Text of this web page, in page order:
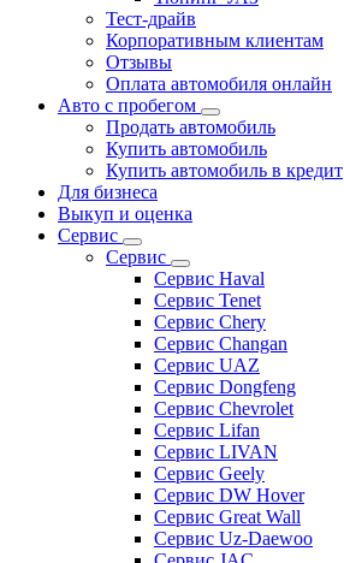
Тест-драйв
Корпоративным клиентам
Отзывы
Оплата автомобиля онлайн
Авто с пробегом
Продать автомобиль
Купить автомобиль
Купить автомобиль в кредит
Для бизнеса
Выкуп и оценка
Сервис
Сервис
Сервис Haval
Сервис Tenet
Сервис Chery
Сервис Changan
Сервис UAZ
Сервис Dongfeng
Сервис Chevrolet
Сервис Lifan
Сервис LIVAN
Сервис Geely
Сервис DW Hover
Сервис Great Wall
Сервис Uz-Daewoo